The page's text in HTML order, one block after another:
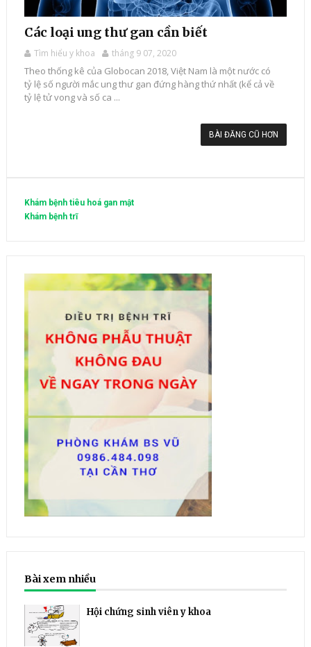
Các loại ung thư gan cần biết
Tìm hiểu y khoa tháng 9 07, 2020
Theo thống kê của Globocan 2018, Việt Nam là một nước có
tỷ lệ số người mắc ung thư gan đứng hàng thứ nhất (kể cả về
tỷ lệ tử vong và số ca ...
BÀI ĐĂNG CŨ HƠN
Khám bệnh tiêu hoá gan mật
Khám bệnh trĩ
Bài xem nhiều
Hội chứng sinh viên y khoa